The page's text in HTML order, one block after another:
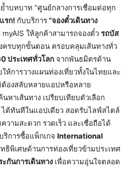
ำบทบาท “ศูนย์กลางการเชื่อมต่อทุก
รก! กับบริการ“จองตั๋วเดินทาง
ให้ลูกค้าสามารถจองตั๋ว รถบัส
ครบทุกขั้นตอน ครอบคลุมเส้นทางทั่ว
ประเทศทั่วโลก จากพันธมิตรด้าน
ให้การวางแผนท่องเที่ยวทั้งในไทยและ
ต้องสลับหลายแอปหรือหลาย
าเส้นทาง เปรียบเทียบตัวเลือก
ได้ทันทีในแอปเดียว สอดรับไลฟ์สไตล์
วามสะดวก รวดเร็ว และเชื่อถือได้
ริการซื้อแพ็กเกจ International
ธิพิเศษด้านการท่องเที่ยวข้ามประเทศ
ะกันการเดินทาง เพื่อความอุ่นใจตลอด